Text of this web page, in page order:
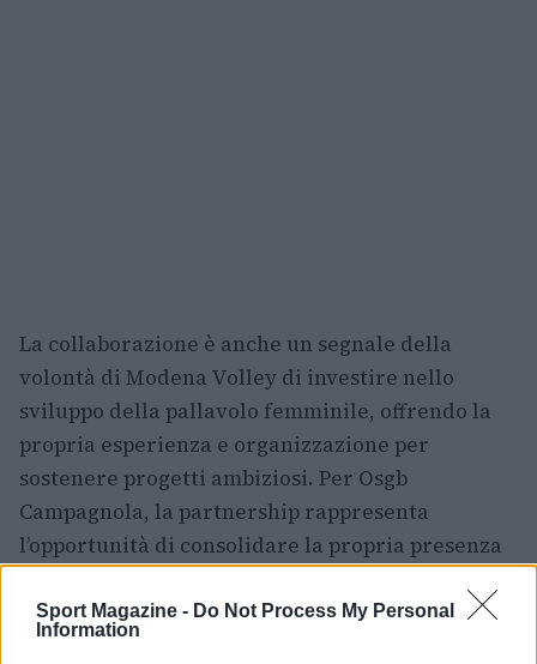
Sport Magazine - Do Not Process My Personal
Information
La collaborazione è anche un segnale della
volontà di Modena Volley di investire nello
sviluppo della pallavolo femminile, offrendo la
propria esperienza e organizzazione per
sostenere progetti ambiziosi. Per Osgb
Campagnola, la partnership rappresenta
l’opportunità di consolidare la propria presenza
gestionale significativo, favorendo così una
crescita strutturata che può tradursi in